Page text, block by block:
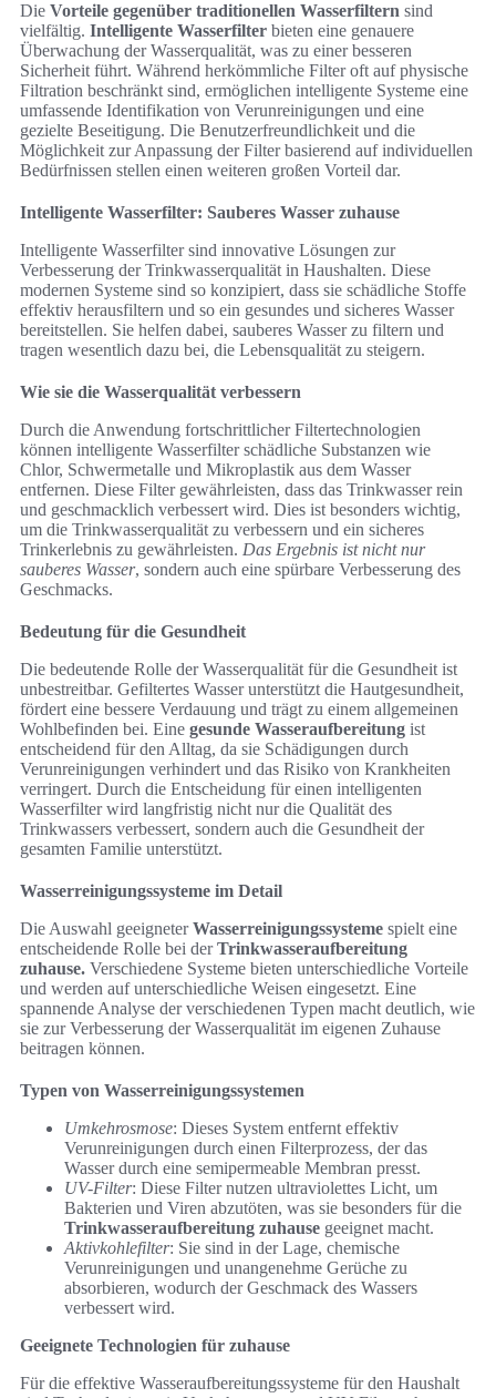
Die Vorteile gegenüber traditionellen Wasserfiltern sind
vielfältig. Intelligente Wasserfilter bieten eine genauere
Überwachung der Wasserqualität, was zu einer besseren
Sicherheit führt. Während herkömmliche Filter oft auf physische
Filtration beschränkt sind, ermöglichen intelligente Systeme eine
umfassende Identifikation von Verunreinigungen und eine
gezielte Beseitigung. Die Benutzerfreundlichkeit und die
Möglichkeit zur Anpassung der Filter basierend auf individuellen
Bedürfnissen stellen einen weiteren großen Vorteil dar.
Intelligente Wasserfilter: Sauberes Wasser zuhause
Intelligente Wasserfilter sind innovative Lösungen zur
Verbesserung der Trinkwasserqualität in Haushalten. Diese
modernen Systeme sind so konzipiert, dass sie schädliche Stoffe
effektiv herausfiltern und so ein gesundes und sicheres Wasser
bereitstellen. Sie helfen dabei, sauberes Wasser zu filtern und
tragen wesentlich dazu bei, die Lebensqualität zu steigern.
Wie sie die Wasserqualität verbessern
Durch die Anwendung fortschrittlicher Filtertechnologien
können intelligente Wasserfilter schädliche Substanzen wie
Chlor, Schwermetalle und Mikroplastik aus dem Wasser
entfernen. Diese Filter gewährleisten, dass das Trinkwasser rein
und geschmacklich verbessert wird. Dies ist besonders wichtig,
um die Trinkwasserqualität zu verbessern und ein sicheres
Trinkerlebnis zu gewährleisten. Das Ergebnis ist nicht nur
sauberes Wasser, sondern auch eine spürbare Verbesserung des
Geschmacks.
Bedeutung für die Gesundheit
Die bedeutende Rolle der Wasserqualität für die Gesundheit ist
unbestreitbar. Gefiltertes Wasser unterstützt die Hautgesundheit,
fördert eine bessere Verdauung und trägt zu einem allgemeinen
Wohlbefinden bei. Eine gesunde Wasseraufbereitung ist
entscheidend für den Alltag, da sie Schädigungen durch
Verunreinigungen verhindert und das Risiko von Krankheiten
verringert. Durch die Entscheidung für einen intelligenten
Wasserfilter wird langfristig nicht nur die Qualität des
Trinkwassers verbessert, sondern auch die Gesundheit der
gesamten Familie unterstützt.
Wasserreinigungssysteme im Detail
Die Auswahl geeigneterWasserreinigungssysteme spielt eine
entscheidende Rolle bei derTrinkwasseraufbereitung
zuhause. Verschiedene Systeme bieten unterschiedliche Vorteile
und werden auf unterschiedliche Weisen eingesetzt. Eine
spannende Analyse der verschiedenen Typen macht deutlich, wie
sie zur Verbesserung der Wasserqualität im eigenen Zuhause
beitragen können.
Typen von Wasserreinigungssystemen
Umkehrosmose: Dieses System entfernt effektiv
Verunreinigungen durch einen Filterprozess, der das
Wasser durch eine semipermeable Membran presst.
UV-Filter: Diese Filter nutzen ultraviolettes Licht, um
Bakterien und Viren abzutöten, was sie besonders für die
Trinkwasseraufbereitung zuhause geeignet macht.
Aktivkohlefilter: Sie sind in der Lage, chemische
Verunreinigungen und unangenehme Gerüche zu
absorbieren, wodurch der Geschmack des Wassers
verbessert wird.
Geeignete Technologien für zuhause
Für die effektive Wasseraufbereitungssysteme für den Haushalt